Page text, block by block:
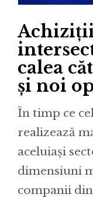
calea
și noi
În timp ce
realizează
aceluiași
dimensiuni
companii